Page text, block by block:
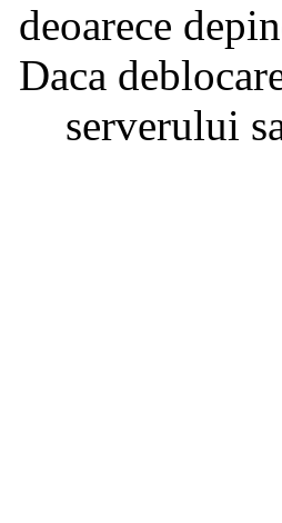
deoarece
Daca
serverului